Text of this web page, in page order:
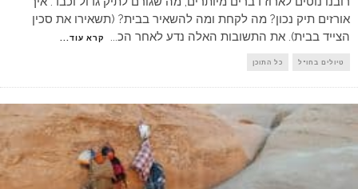
אורזים תיק נכון? מה לקחת ומה להשאיר בבית? (תשאירו את סכין
הצייד בבית). את התשובות האלה נדע לאחר הכ... קרא עוד...
טיולים בחו"ל כל התוכן